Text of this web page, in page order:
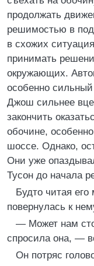
продолжать
решимостью в
в схожих
принимать
окружающих.
особенно
Джош сильнее
закончить
обочине,
шоссе. Однако,
Они уже
Тусон до начала
Будто читая
повернулась к
— Может нам
спросила она, —
Он потряс